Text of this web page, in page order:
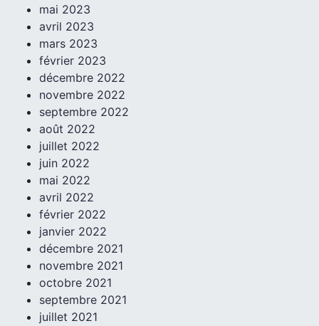
mai 2023
avril 2023
mars 2023
février 2023
décembre 2022
novembre 2022
septembre 2022
août 2022
juillet 2022
juin 2022
mai 2022
avril 2022
février 2022
janvier 2022
décembre 2021
novembre 2021
octobre 2021
septembre 2021
juillet 2021